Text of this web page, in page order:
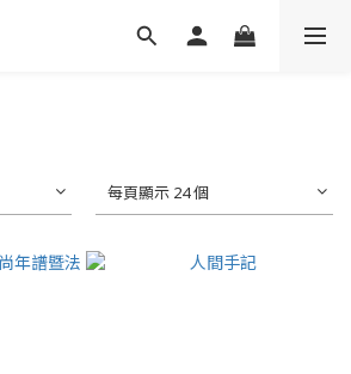
每頁顯示 24 個